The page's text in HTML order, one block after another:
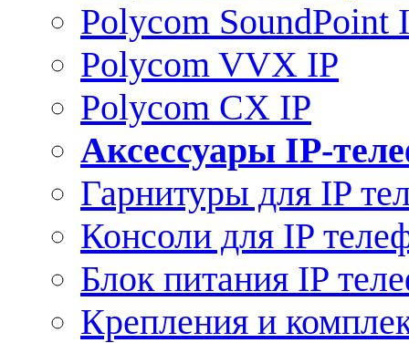
Polycom SoundPoint
Polycom VVX IP
Polycom CX IP
Аксессуары IP-
Гарнитуры для IP
Консоли для IP
Блок питания IP
Крепления и